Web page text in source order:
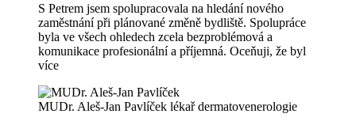
S Petrem jsem spolupracovala na hledání nového
zaměstnání při plánované změně bydliště. Spolupráce
byla ve všech ohledech zcela bezproblémová a
komunikace profesionální a příjemná. Oceňuji, že byl
více
MUDr. Aleš-Jan Pavlíček lékař dermatovenerologie